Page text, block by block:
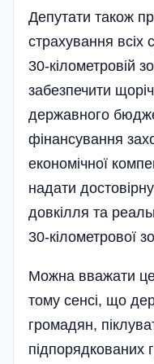
Депутати також
страхування всіх
30-кілометровій
забезпечити
державного
фінансування
економічної
надати
довкілля та
30-кілометрової
Можна вважати
тому сенсі, що
громадян,
підпорядкованих